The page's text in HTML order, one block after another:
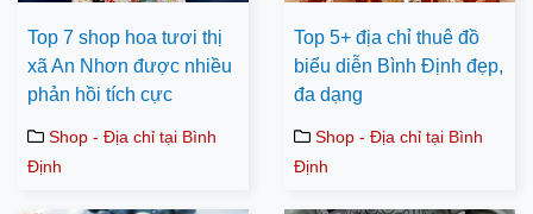
Top 7 shop hoa tươi thị
xã An Nhơn được nhiều
phản hồi tích cực
Shop - Địa chỉ tại Bình
Định
Top 5+ địa chỉ thuê đồ
biểu diễn Bình Định đẹp,
đa dạng
Shop - Địa chỉ tại Bình
Định